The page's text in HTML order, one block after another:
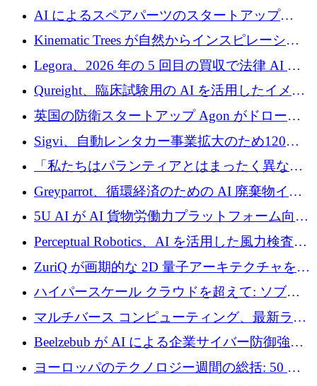
2026 年上半期がヨーロッパのテクノロジーに
ついて語ること
AI によるスペアパーツのスタートアップ
Intropy が 1,100 万ドルを調達
Kinematic Trees が自然からインスピレーショ
ンを得たロボット ソフトウェアを拡張するた
めに 58 万 5,000 ポンドを調達
Legora、2026 年の 5 回目の買収で法律 AI ス
タートアップ Wexler を買収
Qureight、臨床試験用の AI を活用したイメー
ジング プラットフォームを拡張するためにシ
リーズ B で 2,000 万ドルを確保
英国の防衛スタートアップ Agon がドローン
攻撃に対抗する仮想戦場を構築、3,000 万ドル
を調達
Sigvi、自動レンタカー事業拡大のため120万
ユーロを調達
「私たちはパランティアとはまったく異なる
会社です」とフランス人の「控えめな」後任
者は言う
Greyparrot、循環経済のための AI 廃棄物イン
テリジェンスを拡張するためにシリーズ B で
2,700 万ドルを確保
5U AI が AI 貨物労働力プラットフォーム向け
に 320 万ドルのプレシードを獲得
Perceptual Robotics、AI を活用した風力検査の
規模拡大に向けて 400 万ポンド以上を確保
ZuriQ が画期的な 2D 量子アーキテクチャを拡
張するために 2,550 万ドルを調達
ハイパースケール クラウドを超えて: ソブリ
ン コンピューティングに対する DFINITY の
ビジョン
マルチバース コンピューティング、最新ラウ
ンドで最大 5 億 7,000 万ドルを目標
Beelzebub が AI による企業サイバー防御強化
のために 300 万ユーロを調達
ヨーロッパのテクノロジー週間の総括: 50 以